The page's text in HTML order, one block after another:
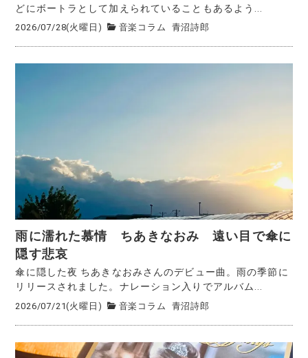
どにボートラとして加えられていることもあるよう...
2026/07/28(火曜日) 音楽コラム 青沼詩郎
雨に濡れた慕情 ちあきなおみ 遠い目で傘に
隠す悲哀
傘に隠した夜 ちあきなおみさんのデビュー曲。雨の季節に
リリースされました。ナレーション入りでアルバム...
2026/07/21(火曜日) 音楽コラム 青沼詩郎